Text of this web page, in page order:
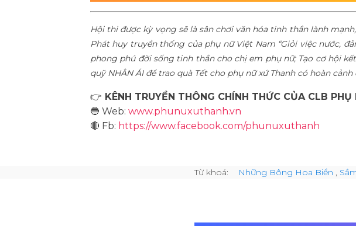
Hội thi được kỳ vọng sẽ là sân chơi văn hóa tinh thần lành
Phát huy truyền thống của phụ nữ Việt Nam “Giỏi việc nước,
phong phú đời sống tinh thần cho chị em phụ nữ; Tạo cơ hội
quỹ NHÂN ÁI để trao quà Tết cho phụ nữ xứ Thanh có hoàn
👉 KÊNH TRUYỀN THÔNG CHÍNH THỨC CỦA CLB
🔵 Web: www.phunuxuthanh.vn
🔴 Fb: https://www.facebook.com/phunuxuthanh
Từ khoá: Những Bông Hoa Biển ,